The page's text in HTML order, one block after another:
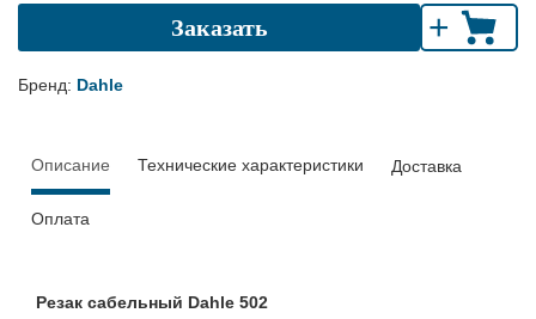
Заказать +
Бренд: Dahle
Описание Технические характеристики Доставка
Оплата
Резак сабельный Dahle 502